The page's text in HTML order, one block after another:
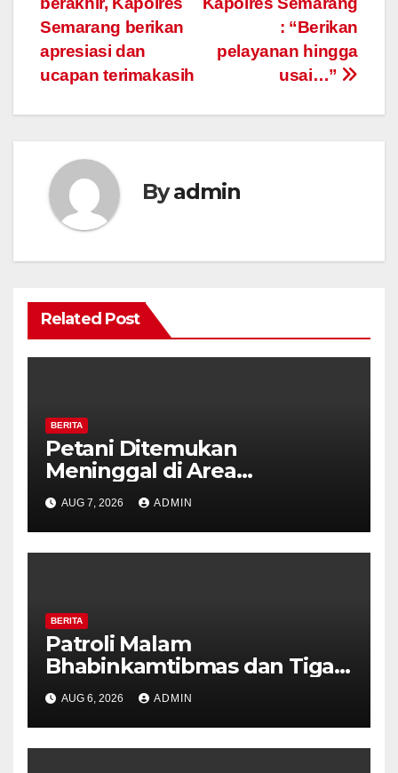
: “Berikan
pelayanan hingga
usai…”
Semarang berikan
apresiasi dan
ucapan terimakasih
Byadmin
Related Post
BERITA
Petani Ditemukan
Meninggal di Area
Persawahan Kalibeji, Polisi
Pastikan Tidak Ada Tanda
Kekerasan
AUG 7, 2026 ADMIN
BERITA
Patroli Malam
Bhabinkamtibmas dan Tiga
Pilar Kelurahan Ungaran
Perkuat Kamtibmas, Warga
Diajak Aktifkan Ronda
AUG 6, 2026 ADMIN